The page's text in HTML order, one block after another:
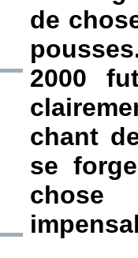
de
2000
chant
se
chose